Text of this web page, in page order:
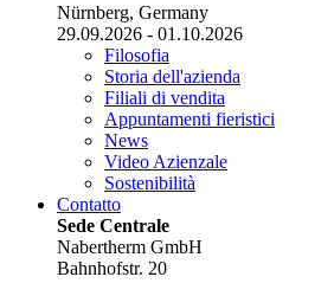
Nürnberg, Germany
29.09.2026 - 01.10.2026
Filosofia
Storia dell'azienda
Filiali di vendita
Appuntamenti fieristici
News
Video Azienzale
Sostenibilità
Contatto
Sede Centrale
Nabertherm GmbH
Bahnhofstr. 20